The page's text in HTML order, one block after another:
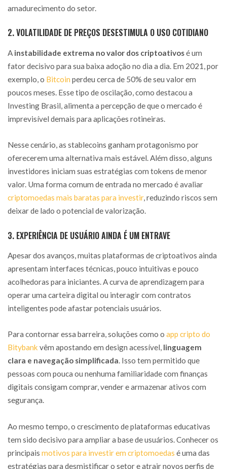
amadurecimento do setor.
2. VOLATILIDADE DE PREÇOS DESESTIMULA O USO COTIDIANO
A instabilidade extrema no valor dos criptoativosé um
fator decisivo para sua baixa adoção no dia a dia. Em 2021, por
exemplo, o Bitcoin perdeu cerca de 50% de seu valor em
poucos meses. Esse tipo de oscilação, como destacou a
Investing Brasil, alimenta a percepção de que o mercado é
imprevisível demais para aplicações rotineiras.
Nesse cenário, as stablecoins ganham protagonismo por
oferecerem uma alternativa mais estável. Além disso, alguns
investidores iniciam suas estratégias com tokens de menor
valor. Uma forma comum de entrada no mercado é avaliar
criptomoedas mais baratas para investir, reduzindo riscos sem
deixar de lado o potencial de valorização.
3. EXPERIÊNCIA DE USUÁRIO AINDA É UM ENTRAVE
Apesar dos avanços, muitas plataformas de criptoativos ainda
apresentam interfaces técnicas, pouco intuitivas e pouco
acolhedoras para iniciantes. A curva de aprendizagem para
operar uma carteira digital ou interagir com contratos
inteligentes pode afastar potenciais usuários.
Para contornar essa barreira, soluções como o app cripto do
Bitybank vêm apostando em design acessível, linguagem
clara e navegação simplificada. Isso tem permitido que
pessoas com pouca ou nenhuma familiaridade com finanças
digitais consigam comprar, vender e armazenar ativos com
segurança.
Ao mesmo tempo, o crescimento de plataformas educativas
tem sido decisivo para ampliar a base de usuários. Conhecer os
principais motivos para investir em criptomoedas é uma das
estratégias para desmistificar o setor e atrair novos perfis de